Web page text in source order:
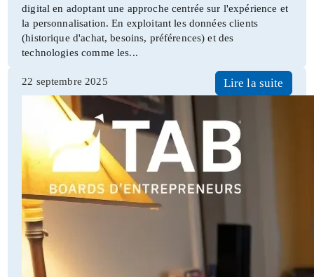
digital en adoptant une approche centrée sur l'expérience et
la personnalisation. En exploitant les données clients
(historique d'achat, besoins, préférences) et des
technologies comme les...
Lire la suite
22 septembre 2025